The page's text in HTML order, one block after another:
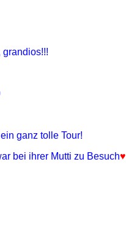
grandios!!!
ganz tolle Tour!
bei ihrer Mutti zu Besuch♥